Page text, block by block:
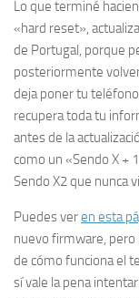
Lo que terminé
«hard reset»,
de Portugal, porque
posteriormente
deja poner tu teléfono
recupera toda tu
antes de la
como un «Sendo X +
Sendo X2 que nunca
Puedes veren esta
nuevo firmware, pero
de cómo funciona el
sí vale la pena